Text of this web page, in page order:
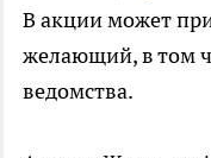
В акции может
желающий, в том
ведомства.